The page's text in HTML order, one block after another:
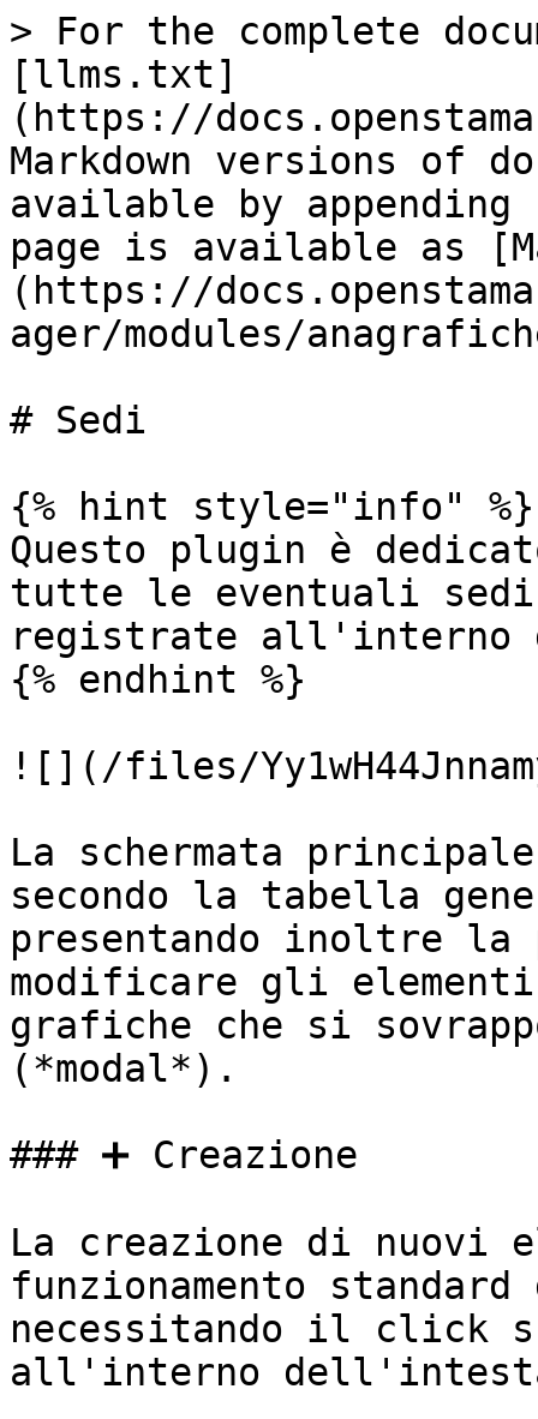
> For the complete
[llms.txt]
(https://
Markdown versions of
available by
page is available as
(https://
ager/modules/
# Sedi
{% hint style="info" %}
Questo plugin è
tutte le eventuali sedi
registrate all'interno di
{% endhint %}
![](/files/
La schermata
secondo la tabella
presentando inoltre
modificare gli
grafiche che si
(*modal*).
### ➕ Creazione
La creazione di nuovi
funzionamento
necessitando il click
all'interno